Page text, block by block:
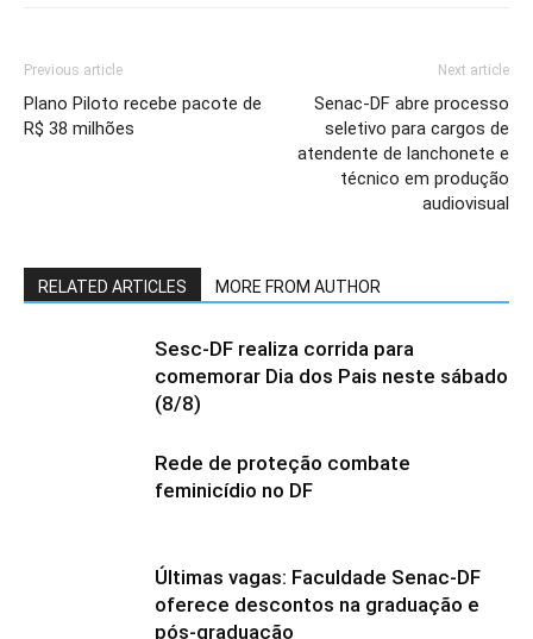
Previous article
Plano Piloto recebe pacote de
R$ 38 milhões
Next article
Senac-DF abre processo
seletivo para cargos de
atendente de lanchonete e
técnico em produção
audiovisual
RELATED ARTICLES MORE FROM AUTHOR
Sesc-DF realiza corrida para
comemorar Dia dos Pais neste sábado
(8/8)
Rede de proteção combate
feminicídio no DF
Últimas vagas: Faculdade Senac-DF
oferece descontos na graduação e
pós-graduação